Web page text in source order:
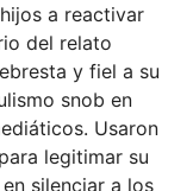
a reactivar
del relato
y fiel a su
snob en
Usaron
legitimar su
silenciar a los